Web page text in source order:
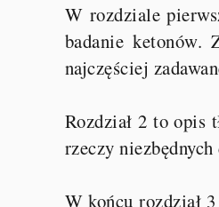
W rozdziale
badanie ketonów.
najczęściej
Rozdział 2 to opis
rzeczy
W końcu rozdział